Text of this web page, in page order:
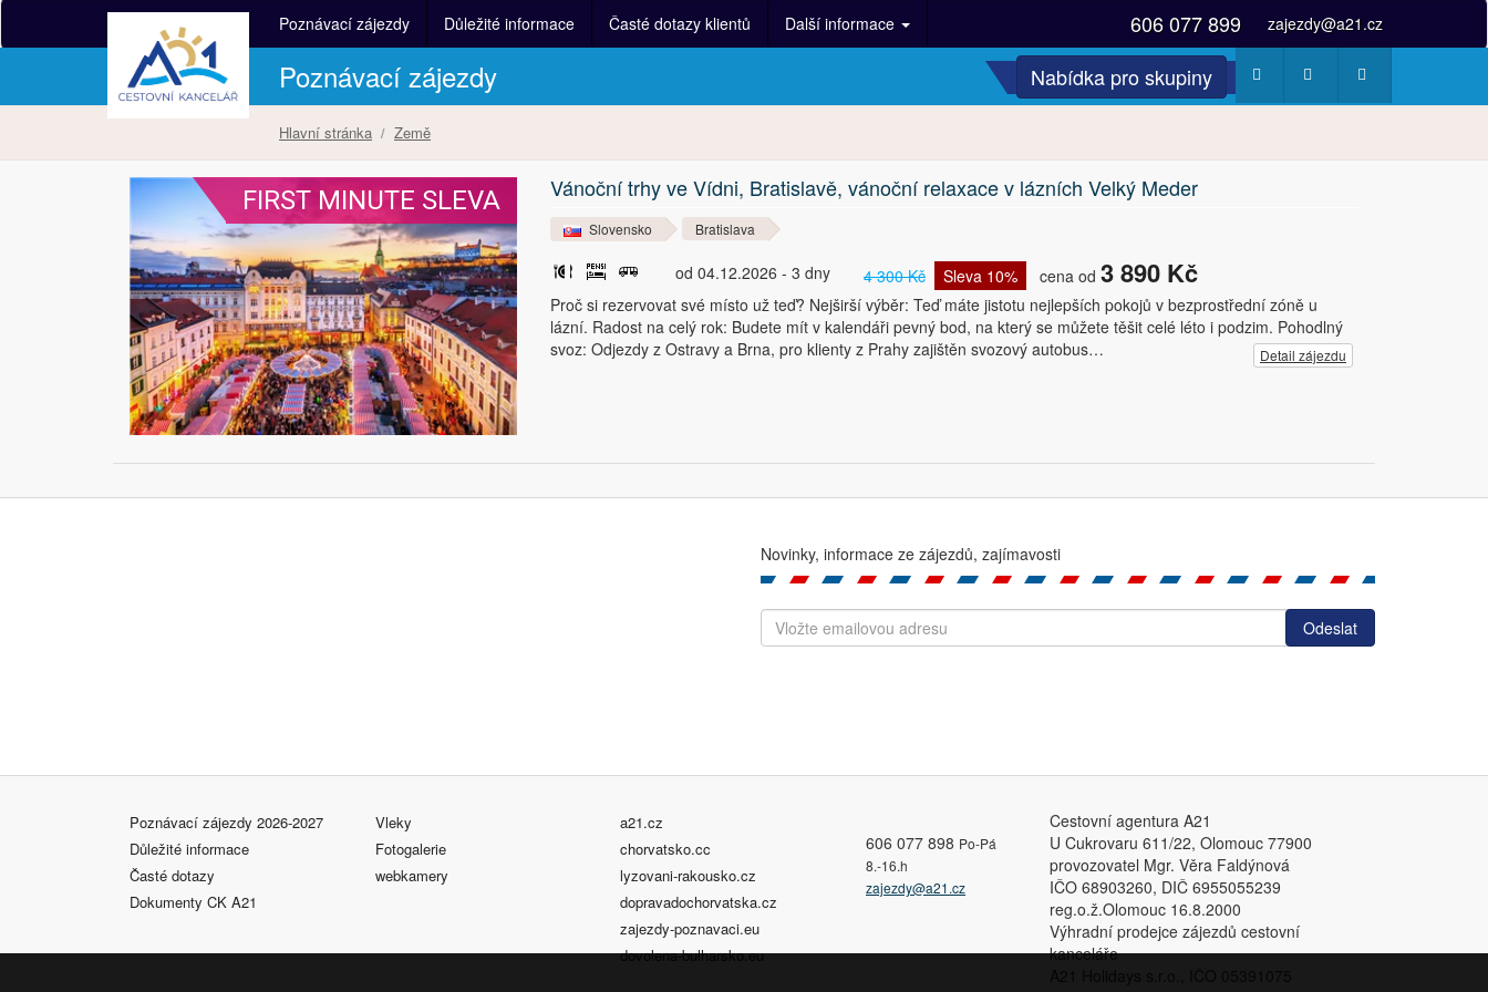
606 077 899 zajezdy@a21.cz
Poznávací zájezdy Důležité informace Časté dotazy klientů Další informace
Poznávací zájezdy Nabídka pro skupiny
Hlavní stránka Země
FIRST MINUTE SLEVA Vánoční trhy ve Vídni, Bratislavě, vánoční relaxace v lázních Velký Meder
Slovensko Bratislava
od 04.12.2026 - 3 dny 4 300 Kč Sleva 10% cena od 3 890 Kč
Proč si rezervovat své místo už teď? Nejširší výběr: Teď máte jistotu nejlepších pokojů v bezprostřední zóně u
lázní. Radost na celý rok: Budete mít v kalendáři pevný bod, na který se můžete těšit celé léto i podzim. Pohodlný
svoz: Odjezdy z Ostravy a Brna, pro klienty z Prahy zajištěn svozový autobus…
Detail zájezdu
Novinky, informace ze zájezdů, zajímavosti
Poznávací zájezdy 2026-2027
Důležité informace
Časté dotazy
Dokumenty CK A21
Vleky
Fotogalerie
webkamery
a21.cz
chorvatsko.cc
lyzovani-rakousko.cz
dopravadochorvatska.cz
zajezdy-poznavaci.eu
dovolena-bulharsko.eu
606 077 898 Po-Pá
8.-16.h
zajezdy@a21.cz
Cestovní agentura A21
U Cukrovaru 611/22, Olomouc 77900
provozovatel Mgr. Věra Faldýnová
IČO 68903260, DIČ 6955055239
reg.o.ž.Olomouc 16.8.2000
Výhradní prodejce zájezdů cestovní
kanceláře